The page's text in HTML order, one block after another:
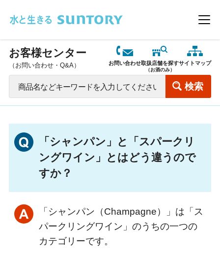
メ
お客様センター
（お問い合わせ・Q&A） お問い合わせ取扱店舗を探す
（お酒のみ）
サイトマップ
「シャンパン」と「スパークリ
ングワイン」とはどう違うので
すか？
「シャンパン（Champagne）」は「ス
パークリングワイン」のうちの一つの
カテゴリーです。